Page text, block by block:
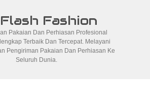
Fashion
Pakaian Dan Perhiasan Profesional
Terbaik Dan Tercepat. Melayani
Pengiriman Pakaian Dan Perhiasan Ke
Seluruh Dunia.